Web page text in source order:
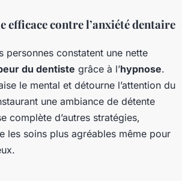
efficace contre l’anxiété dentaire
personnes constatent une nette
du dentiste grâce à l’hypnose.
le mental et détourne l’attention du
une ambiance de détente
complète d’autres stratégies,
les soins plus agréables même pour